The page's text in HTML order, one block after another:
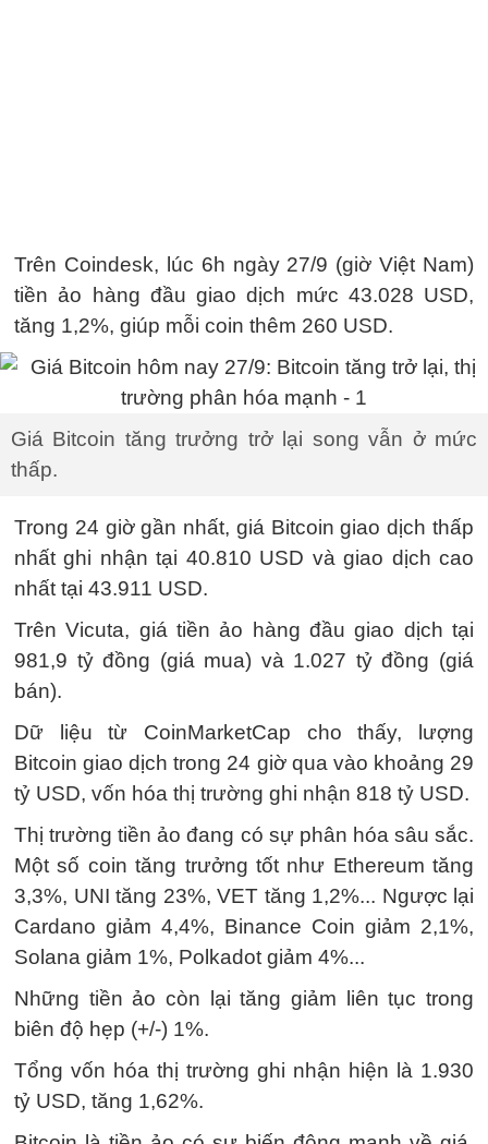
Trên Coindesk, lúc 6h ngày 27/9 (giờ Việt Nam)
tiền ảo hàng đầu giao dịch mức 43.028 USD,
tăng 1,2%, giúp mỗi coin thêm 260 USD.
Giá Bitcoin tăng trưởng trở lại song vẫn ở mức
thấp.
Trong 24 giờ gần nhất, giá Bitcoin giao dịch thấp
nhất ghi nhận tại 40.810 USD và giao dịch cao
nhất tại 43.911 USD.
Trên Vicuta, giá tiền ảo hàng đầu giao dịch tại
981,9 tỷ đồng (giá mua) và 1.027 tỷ đồng (giá
bán).
Dữ liệu từ CoinMarketCap cho thấy, lượng
Bitcoin giao dịch trong 24 giờ qua vào khoảng 29
tỷ USD, vốn hóa thị trường ghi nhận 818 tỷ USD.
Thị trường tiền ảo đang có sự phân hóa sâu sắc.
Một số coin tăng trưởng tốt như Ethereum tăng
3,3%, UNI tăng 23%, VET tăng 1,2%... Ngược lại
Cardano giảm 4,4%, Binance Coin giảm 2,1%,
Solana giảm 1%, Polkadot giảm 4%...
Những tiền ảo còn lại tăng giảm liên tục trong
biên độ hẹp (+/-) 1%.
Tổng vốn hóa thị trường ghi nhận hiện là 1.930
tỷ USD, tăng 1,62%.